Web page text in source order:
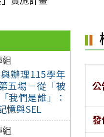
辦理115學年
五場－從「被
我們是誰」：
憶與SEL
公